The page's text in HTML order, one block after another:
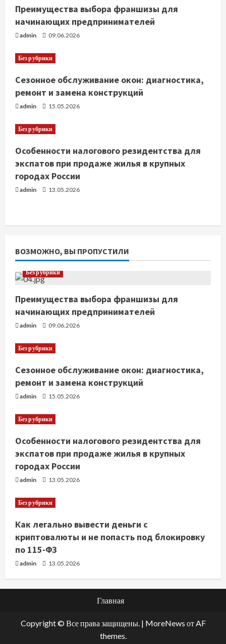
н
и
е
Преимущества выбора франшизы для
начинающих предпринимателей
admin 09.06.2026
Без рубрики
Сезонное обслуживание окон: диагностика,
ремонт и замена конструкций
admin 15.05.2026
Без рубрики
Особенности налогового резидентства для
экспатов при продаже жилья в крупных
городах России
admin 13.05.2026
ВОЗМОЖНО, ВЫ ПРОПУСТИЛИ
Без рубрики
Преимущества выбора франшизы для
начинающих предпринимателей
admin 09.06.2026
Без рубрики
Сезонное обслуживание окон: диагностика,
ремонт и замена конструкций
admin 15.05.2026
Без рубрики
Особенности налогового резидентства для
экспатов при продаже жилья в крупных
городах России
admin 13.05.2026
Без рубрики
Как легально вывести деньги с
криптовалюты и не попасть под блокировку
по 115-ФЗ
admin 13.05.2026
Главная
Copyright © Все права защищены. | MoreNews от AF
themes.